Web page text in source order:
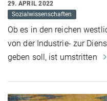
29. APRIL 2022
Sozialwissenschaften
Ob es in den reichen
von der Industrie- zur
geben soll, ist umstritten